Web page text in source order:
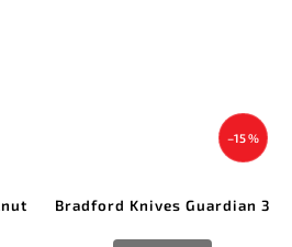
–15 %
Bradford Knives Guardian 3